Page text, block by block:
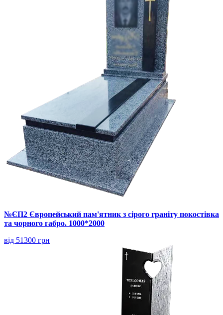
№ЄП2 Європейський пам'ятник з сірого граніту покостівка
та чорного габро. 1000*2000
від 51300 грн